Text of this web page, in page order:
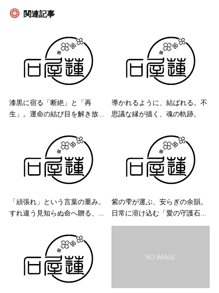
関連記事
漆黒に宿る「断絶」と「再
生」。運命の結び目を解き放...
導かれるように、結ばれる。不
思議な縁が描く、魂の軌跡。
「頑張れ」という言葉の重み。
すれ違う見知らぬ命へ贈る、...
紫の雫が運ぶ、安らぎの余韻。
日常に溶け込む「愛の守護石...